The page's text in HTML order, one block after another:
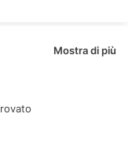
Mostra di più